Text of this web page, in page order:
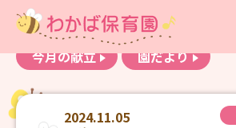
お知らせ
わかばアルバム
今月の献立
園だより
2024.11.05